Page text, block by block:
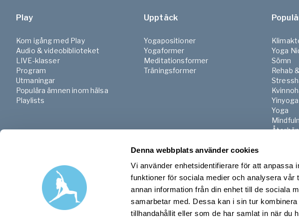
Denna webbplats använder cookies
Vi använder enhetsidentifierare för att anpassa
funktioner för sociala medier och analysera
annan information från din enhet till de sociala
samarbetar med. Dessa kan i sin tur
tillhandahållit eller som de har samlat in när du
Play
Kom igång med Play
Audio & videobiblioteket
LIVE-klasser
Program
Utmaningar
Populära ämnen inom hälsa
Playlists
Upptäck
Yogapositioner
Yogaformer
Meditationsformer
Träningsformer
Yoga
Sömn
Rehab
Yinyoga
Yoga